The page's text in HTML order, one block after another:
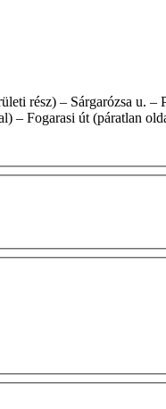
– Fogarasi út (páratlan